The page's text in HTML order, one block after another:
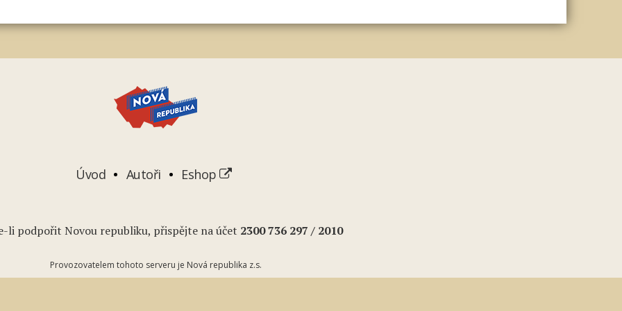
Úvod Autoři Eshop
li podpořit Novou republiku, přispějte na účet 2300 736 297 / 2010
Provozovatelem tohoto serveru je Nová republika z.s.